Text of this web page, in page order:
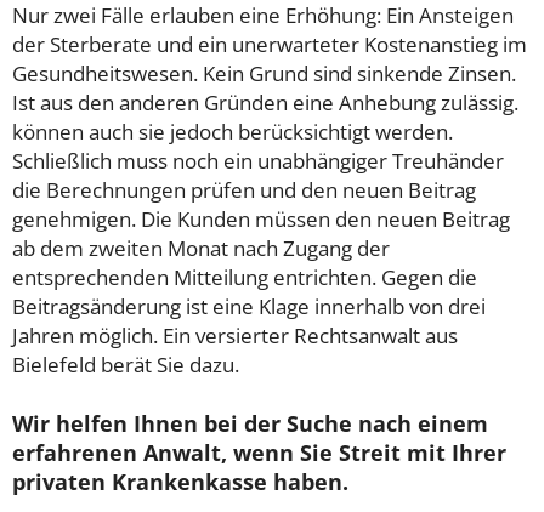
Nur zwei Fälle erlauben eine Erhöhung: Ein Ansteigen
der Sterberate und ein unerwarteter Kostenanstieg im
Gesundheitswesen. Kein Grund sind sinkende Zinsen.
Ist aus den anderen Gründen eine Anhebung zulässig.
können auch sie jedoch berücksichtigt werden.
Schließlich muss noch ein unabhängiger Treuhänder
die Berechnungen prüfen und den neuen Beitrag
genehmigen. Die Kunden müssen den neuen Beitrag
ab dem zweiten Monat nach Zugang der
entsprechenden Mitteilung entrichten. Gegen die
Beitragsänderung ist eine Klage innerhalb von drei
Jahren möglich. Ein versierter Rechtsanwalt aus
Bielefeld berät Sie dazu.
Wir helfen Ihnen bei der Suche nach einem
erfahrenen Anwalt, wenn Sie Streit mit Ihrer
privaten Krankenkasse haben.